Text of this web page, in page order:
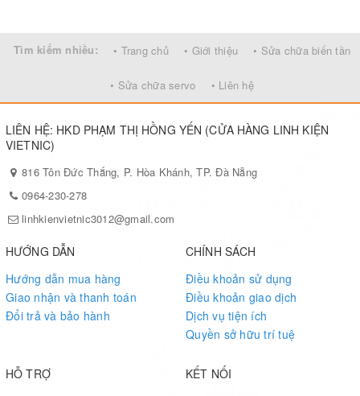
phẩm khác như bảng chạy chữ điện tử, bảng hệ thống giờ,
động… Việc sử dụng rộng rãi thiết bị chiếu sáng bằng loại
đèn này có thể giúp chúng ta tiết kiệm đuợc nhiều năng
lượng.
Đèn LED đơn có tuổi thọ tới 50.000 giờ sử dụng, gấp 50 lần
so với bóng đèn 60W. Điều này có nghĩa là chúng có thể
thắp sáng liên tục trong vòng 6 năm.
Điểm hấp dẫn ở loại đèn này là nó có thể sử dụng để lắp
đặt ở những nơi khó thay lắp chẳng hạn như bên ngoài toà
nhà, bể bơi v.v… với nhiều mầu sắc phong phú như: đỏ,
xanh lá, xanh da trời, mầu hổ phách... thay vì phải sử dụng
bóng đèn thông thường.
Tìm kiếm nhiều: • Trang chủ • Giới thiệu • Sửa chữa biến tần
• Sửa chữa servo • Liên hệ
LIÊN HỆ: HKD PHẠM THỊ HỒNG YẾN (CỬA HÀNG LINH KIỆN
VIETNIC)
816 Tôn Đức Thắng, P. Hòa Khánh, TP. Đà Nẵng
0964-230-278
linhkienvietnic3012@gmail.com
HƯỚNG DẪN
Hướng dẫn mua hàng
Giao nhận và thanh toán
Đổi trả và bảo hành
CHÍNH SÁCH
Điều khoản sử dụng
Điều khoản giao dịch
Dịch vụ tiện ích
Quyền sở hữu trí tuệ
HỖ TRỢ
KẾT NỐI